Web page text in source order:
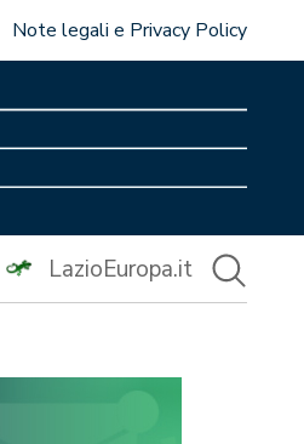
Note legali e Privacy Policy
LazioEuropa.it